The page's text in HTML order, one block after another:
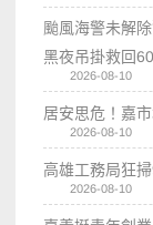
颱風海警未解
黑夜吊掛救回
2026-08-10
居安思危！嘉
2026-08-10
高雄工務局狂
2026-08-10